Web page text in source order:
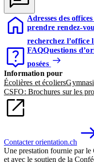
Adresses des
prendre rendez-
recherchez l’office
FAQQuestions
posées
Information pour
Écolières et écoliers
CSFO: Brochures sur les
Contacter orientation.ch
Une prestation fournie par
et avec le soutien de la